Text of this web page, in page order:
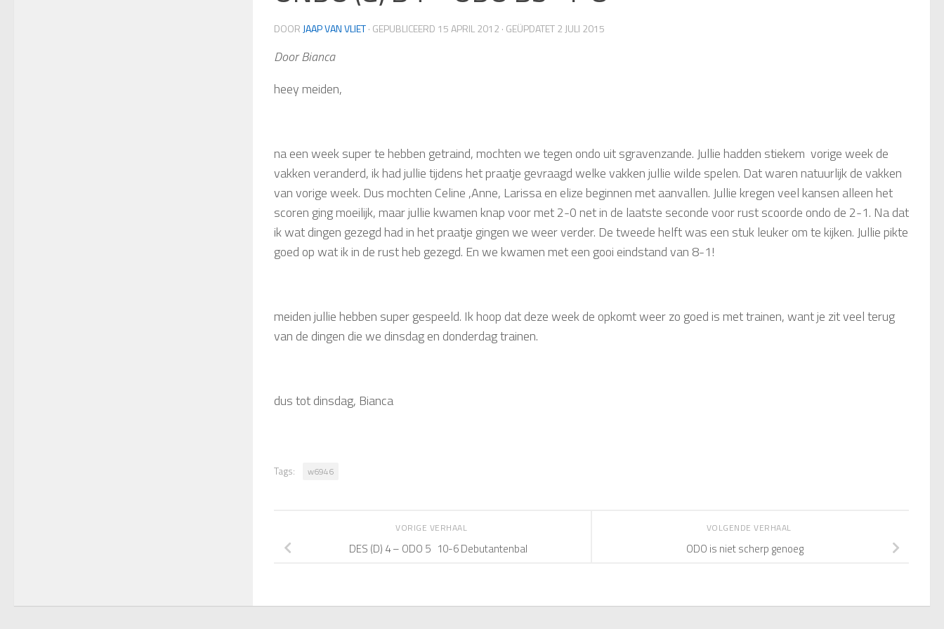
DOOR JAAP VAN VLIET· GEPUBLICEERD 15 APRIL 2012 · GEÜPDATET2 JULI 2015
Door Bianca
heey meiden,
na een week super te hebben getraind, mochten we tegen ondo uit sgravenzande. Jullie hadden stiekem vorige week de
vakken veranderd, ik had jullie tijdens het praatje gevraagd welke vakken jullie wilde spelen. Dat waren natuurlijk de vakken
van vorige week. Dus mochten Celine ,Anne, Larissa en elize beginnen met aanvallen. Jullie kregen veel kansen alleen het
scoren ging moeilijk, maar jullie kwamen knap voor met 2-0 net in de laatste seconde voor rust scoorde ondo de 2-1. Na dat
ik wat dingen gezegd had in het praatje gingen we weer verder. De tweede helft was een stuk leuker om te kijken. Jullie pikte
goed op wat ik in de rust heb gezegd. En we kwamen met een gooi eindstand van 8-1!
meiden jullie hebben super gespeeld. Ik hoop dat deze week de opkomt weer zo goed is met trainen, want je zit veel terug
van de dingen die we dinsdag en donderdag trainen.
dus tot dinsdag, Bianca
Tags: w6946
VOLGENDE VERHAAL
ODO is niet scherp genoeg
VORIGE VERHAAL
DES (D) 4 – ODO 5 10-6 Debutantenbal